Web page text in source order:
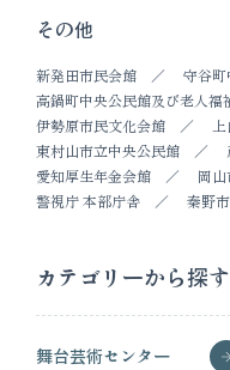
その他
新発田市民会館
守谷
高鍋町中央公民館及び老人福
伊勢原市民文化会館
東村山市立中央公民館
愛知厚生年金会館
岡
警視庁 本部庁舎
秦野
カテゴリーから探す
舞台芸術センター